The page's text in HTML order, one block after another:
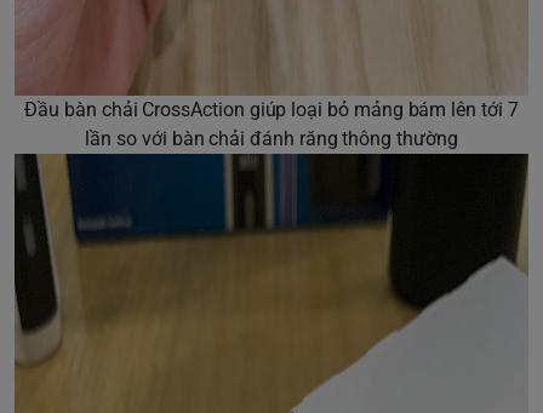
Đầu bàn chải CrossAction giúp loại bỏ mảng bám lên tới 7
lần so với bàn chải đánh răng thông thường